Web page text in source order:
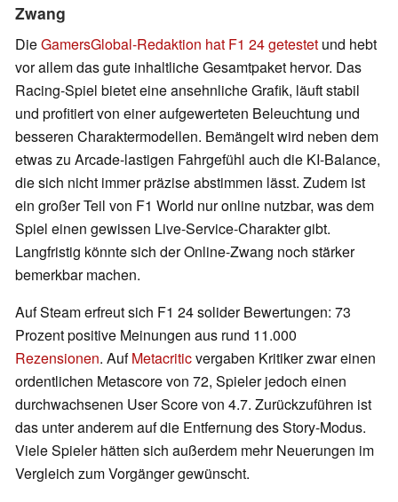
Zwang
DieGamersGlobal-Redaktion hat F1 24 getestet und hebt
vor allem das gute inhaltliche Gesamtpaket hervor. Das
Racing-Spiel bietet eine ansehnliche Grafik, läuft stabil
und profitiert von einer aufgewerteten Beleuchtung und
besseren Charaktermodellen. Bemängelt wird neben dem
etwas zu Arcade-lastigen Fahrgefühl auch die KI-Balance,
die sich nicht immer präzise abstimmen lässt. Zudem ist
ein großer Teil von F1 World nur online nutzbar, was dem
Spiel einen gewissen Live-Service-Charakter gibt.
Langfristig könnte sich der Online-Zwang noch stärker
bemerkbar machen.
Auf Steam erfreut sich F1 24 solider Bewertungen: 73
Prozent positive Meinungen aus rund 11.000
Rezensionen. AufMetacriticvergaben Kritiker zwar einen
ordentlichen Metascore von 72, Spieler jedoch einen
durchwachsenen User Score von 4.7. Zurückzuführen ist
das unter anderem auf die Entfernung des Story-Modus.
Viele Spieler hätten sich außerdem mehr Neuerungen im
Vergleich zum Vorgänger gewünscht.